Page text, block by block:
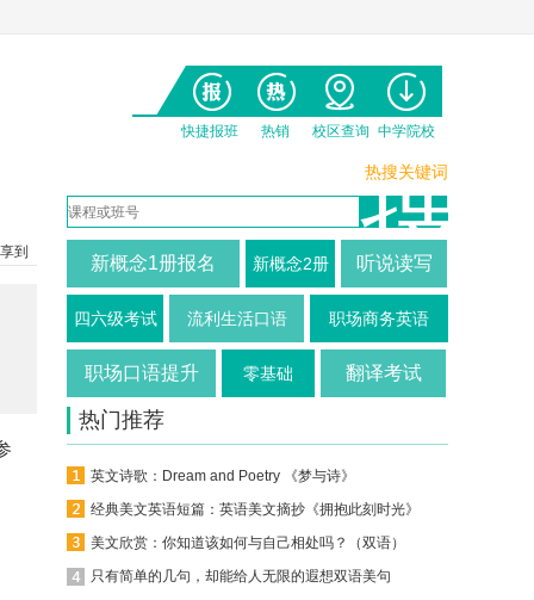
快捷报班 热销 校区查询 中学院校
到
热搜关键词
新概念1册报名 新概念2册 听说读写
四六级考试 流利生活口语 职场商务英语
职场口语提升 零基础 翻译考试
热门推荐
英文诗歌：Dream and Poetry 《梦与诗》
美文欣赏：你知道该如何与自己相处吗？（双语）
只有简单的几句，却能给人无限的遐想双语美句